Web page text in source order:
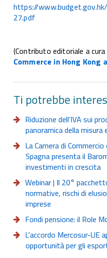
https://
27.pdf
(Contributo editoriale a cura
Commerce in Hong Kong
Ti potrebbe
Riduzione dell’IVA sui
panoramica della misura
La Camera di
Spagna presenta il
investimenti in crescita
Webinar | Il 20°
normative, rischi di
imprese
Fondi pensione: il Role
L'accordo Mercosur-UE
opportunità per gli